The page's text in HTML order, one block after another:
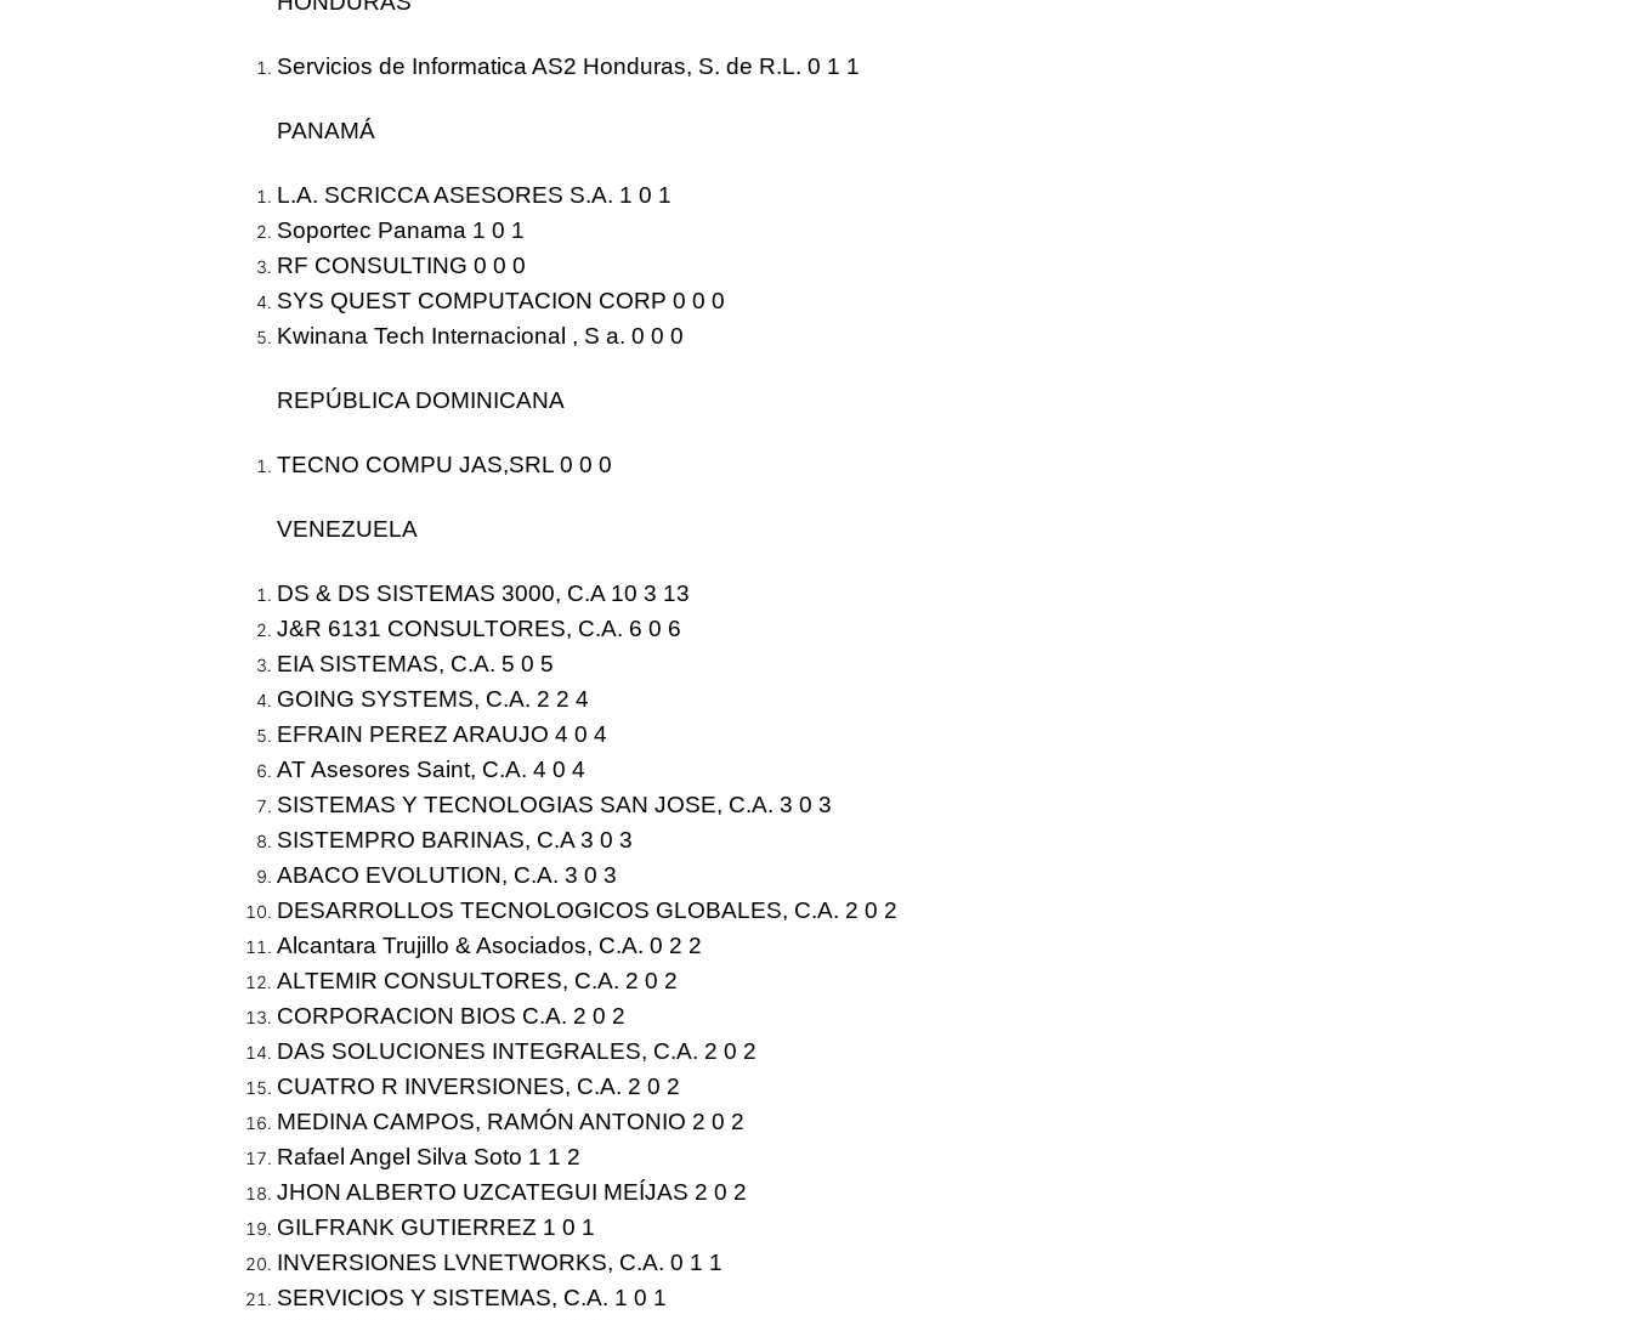
Servicios de Informatica AS2 Honduras, S. de R.L. 0 1 1
PANAMÁ
L.A. SCRICCA ASESORES S.A. 1 0 1
Soportec Panama 1 0 1
RF CONSULTING 0 0 0
SYS QUEST COMPUTACION CORP 0 0 0
Kwinana Tech Internacional , S a. 0 0 0
REPÚBLICA DOMINICANA
TECNO COMPU JAS,SRL 0 0 0
VENEZUELA
DS & DS SISTEMAS 3000, C.A 10 3 13
J&R 6131 CONSULTORES, C.A. 6 0 6
EIA SISTEMAS, C.A. 5 0 5
GOING SYSTEMS, C.A. 2 2 4
EFRAIN PEREZ ARAUJO 4 0 4
AT Asesores Saint, C.A. 4 0 4
SISTEMAS Y TECNOLOGIAS SAN JOSE, C.A. 3 0 3
SISTEMPRO BARINAS, C.A 3 0 3
ABACO EVOLUTION, C.A. 3 0 3
DESARROLLOS TECNOLOGICOS GLOBALES, C.A. 2 0 2
Alcantara Trujillo & Asociados, C.A. 0 2 2
ALTEMIR CONSULTORES, C.A. 2 0 2
CORPORACION BIOS C.A. 2 0 2
DAS SOLUCIONES INTEGRALES, C.A. 2 0 2
CUATRO R INVERSIONES, C.A. 2 0 2
MEDINA CAMPOS, RAMÓN ANTONIO 2 0 2
Rafael Angel Silva Soto 1 1 2
JHON ALBERTO UZCATEGUI MEÍJAS 2 0 2
GILFRANK GUTIERREZ 1 0 1
INVERSIONES LVNETWORKS, C.A. 0 1 1
SERVICIOS Y SISTEMAS, C.A. 1 0 1